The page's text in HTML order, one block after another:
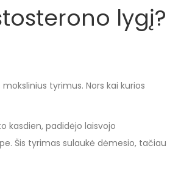
lygį?
tyrimus. Nors kai kurios
kasdien, padidėjo laisvojo
Šis tyrimas sulaukė dėmesio, tačiau